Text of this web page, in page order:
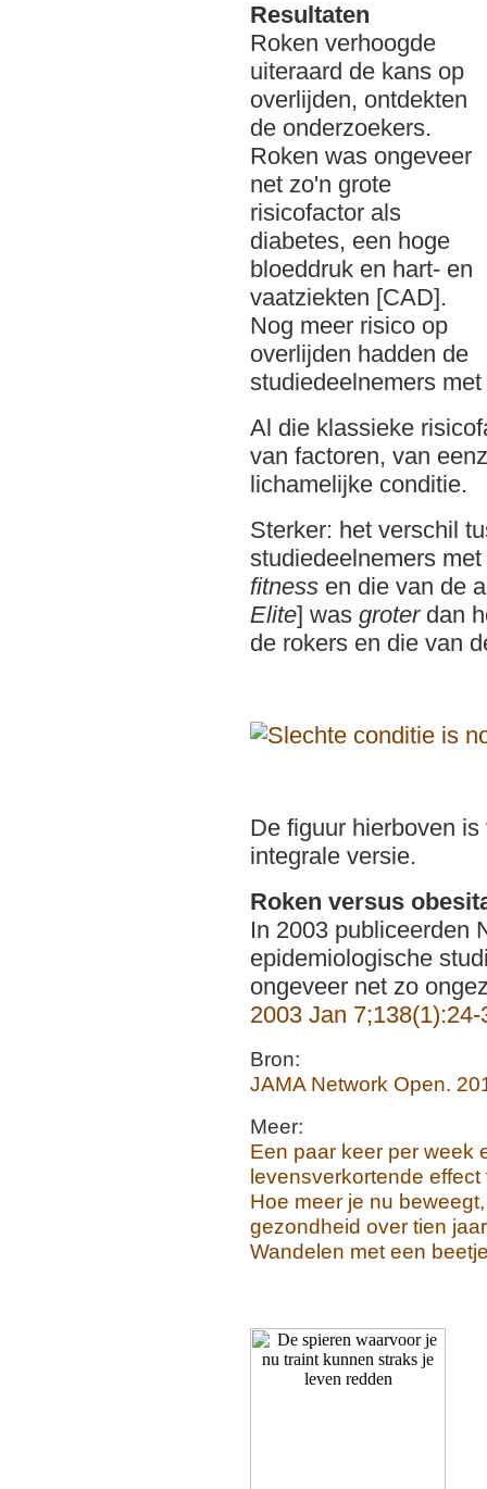
Resultaten
Roken verhoogde
uiteraard de kans op
overlijden, ontdekten
de onderzoekers.
Roken was ongeveer
net zo'n grote
risicofactor als
diabetes, een hoge
bloeddruk en hart- en
vaatziekten [CAD].
Nog meer risico op
overlijden hadden de
studiedeelnemers met
Al die klassieke
van factoren, van
lichamelijke conditie.
Sterker: het verschil
studiedeelnemers
fitness en die van de
Elite] was groterdan
de rokers en die van
De figuur hierboven
integrale versie.
Roken versus
In 2003 publiceerden
epidemiologische
ongeveer net zo
2003 Jan 7;138(1):24-
Bron:
JAMA Network Open.
Meer:
Een paar keer per week
levensverkortende
Hoe meer je nu
gezondheid over tien jaar
Wandelen met een